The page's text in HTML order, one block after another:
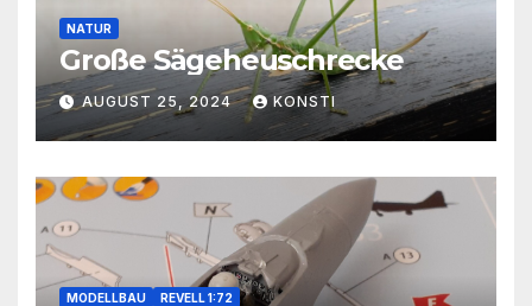
NATUR
Große Sägeheuschrecke
AUGUST 25, 2024 KONSTI
MODELLBAU REVELL 1:72